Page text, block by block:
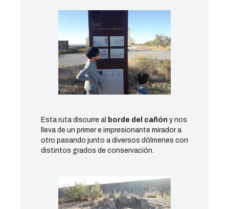
Esta ruta discurre al borde del cañón y nos
lleva de un primer e impresionante mirador a
otro pasando junto a diversos dólmenes con
distintos grados de conservación.